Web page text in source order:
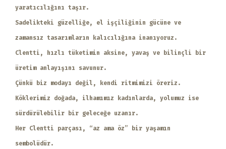
yaratıcılığını taşır.
Sadelikteki güzelliğe, el işçiliğinin gücüne ve
zamansız tasarımların kalıcılığına inanıyoruz.
Clentti, hızlı tüketimin aksine, yavaş ve bilinçli bir
üretim anlayışını savunur.
Çünkü biz modayı değil, kendi ritmimizi öreriz.
Köklerimiz doğada, ilhamımız kadınlarda, yolumuz ise
sürdürülebilir bir geleceğe uzanır.
Her Clentti parçası, “az ama öz” bir yaşamın
sembolüdür.